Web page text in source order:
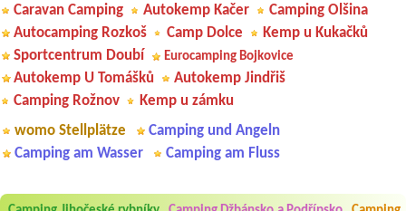
Caravan Camping
Autokemp Kačer
Camping Olšina
Autocamping Rozkoš
Camp Dolce
Kemp u Kukačků
Sportcentrum Doubí
Eurocamping Bojkovice
Autokemp U Tomášků
Autokemp Jindřiš
Camping Rožnov
Kemp u zámku
womo Stellplätze
Camping und Angeln
Camping am Wasser
Camping am Fluss